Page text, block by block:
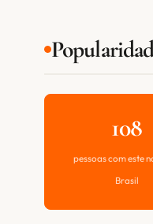
108
pessoas com este
Brasil